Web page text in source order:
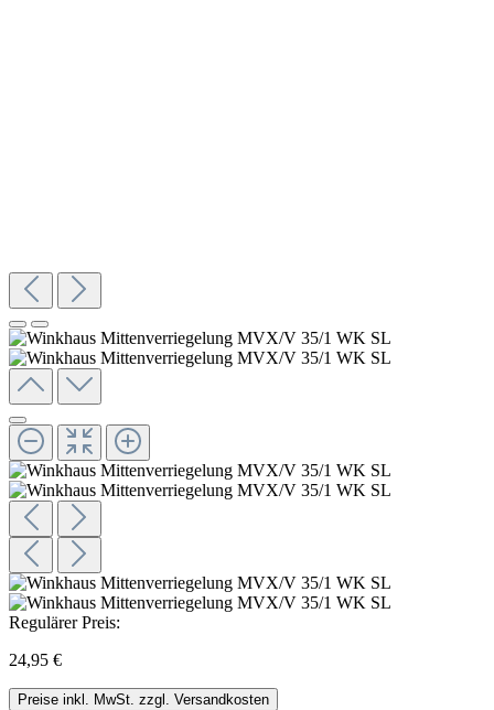
Regulärer Preis:
24,95 €
Preise inkl. MwSt. zzgl. Versandkosten